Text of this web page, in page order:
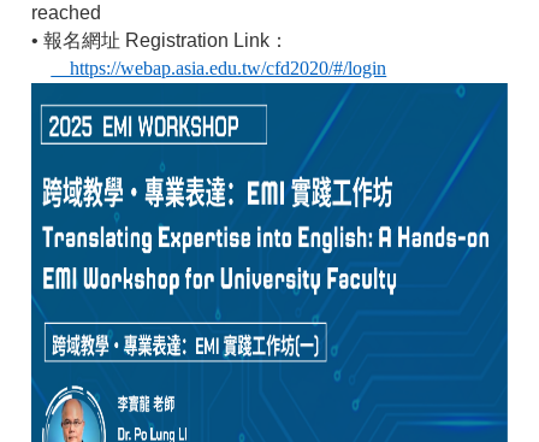
reached
• 報名網址 Registration Link：
https://webap.asia.edu.tw/cfd2020/#/login